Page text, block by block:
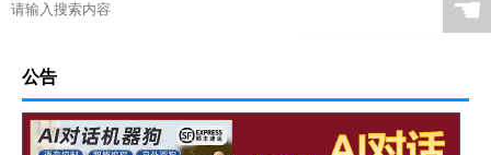
☚
公告